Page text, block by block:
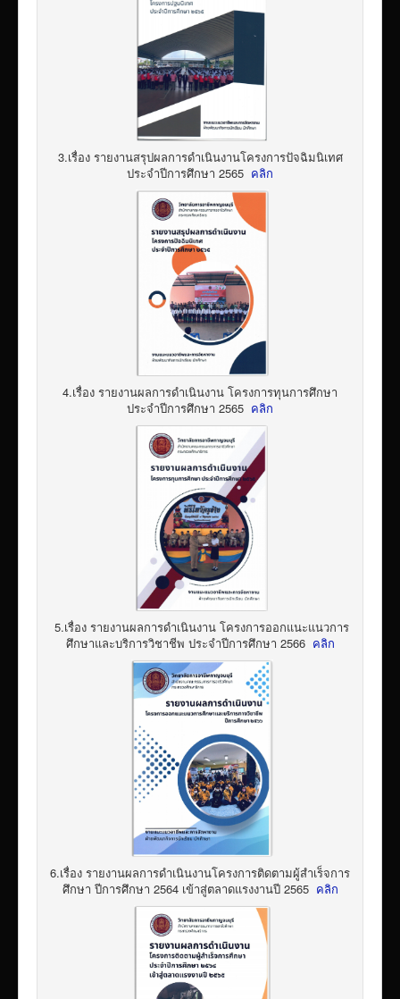
3.เรื่อง รายงานสรุปผลการดำเนินงานโครงการปัจฉิมนิเทศ
ประจำปีการศึกษา 2565 คลิก
4.เรื่อง รายงานผลการดำเนินงาน โครงการทุนการศึกษา
ประจำปีการศึกษา 2565 คลิก
5.เรื่อง รายงานผลการดำเนินงาน โครงการออกแนะแนวการ
ศึกษาและบริการวิชาชีพ ประจำปีการศึกษา 2566 คลิก
6.เรื่อง รายงานผลการดำเนินงานโครงการติดตามผู้สำเร็จการ
ศึกษา ปีการศึกษา 2564 เข้าสู่ตลาดแรงงานปี 2565 คลิก